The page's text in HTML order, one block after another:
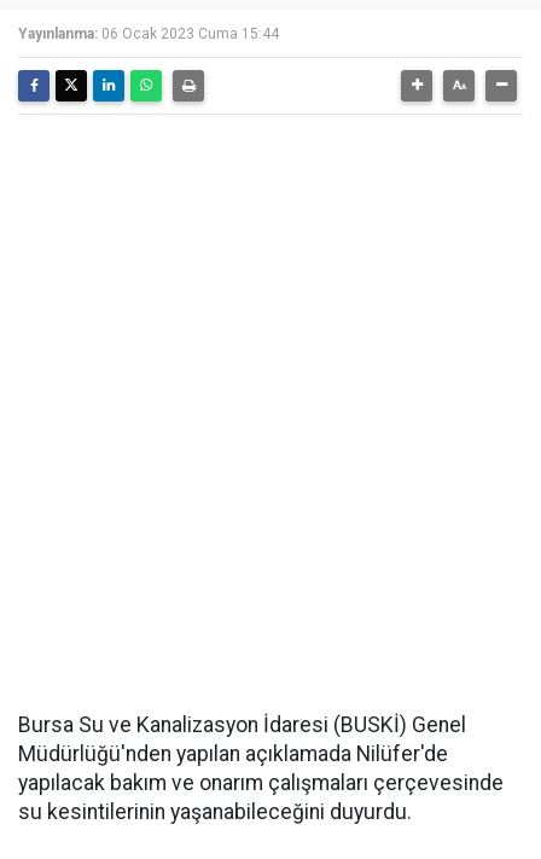
Yayınlanma: 06 Ocak 2023 Cuma 15:44
Bursa Su ve Kanalizasyon İdaresi (BUSKİ) Genel
Müdürlüğü'nden yapılan açıklamada Nilüfer'de
yapılacak bakım ve onarım çalışmaları çerçevesinde
su kesintilerinin yaşanabileceğini duyurdu.